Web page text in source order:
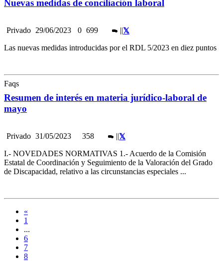
Nuevas medidas de conciliación laboral
Privado 29/06/2023 0 699 ||
Las nuevas medidas introducidas por el RDL 5/2023 en diez puntos
Faqs
Resumen de interés en materia jurídico-laboral de
mayo
Privado 31/05/2023 358 ||
I.- NOVEDADES NORMATIVAS 1.- Acuerdo de la Comisión
Estatal de Coordinación y Seguimiento de la Valoración del Grado
de Discapacidad, relativo a las circunstancias especiales ...
«
1
...
6
7
8